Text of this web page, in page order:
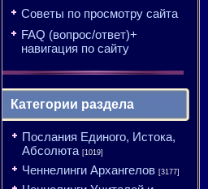
Советы по просмотру сайта
FAQ (вопрос/ответ)+
навигация по сайту
Категории раздела
Послания Единого, Истока,
Абсолюта [1019]
Ченнелинги Архангелов [3177]